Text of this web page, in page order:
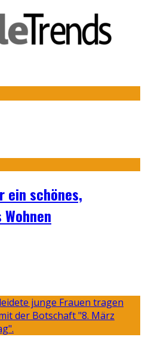
ein schönes,